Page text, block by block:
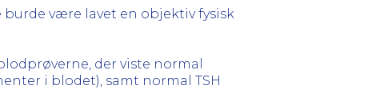
være lavet en objektiv fysisk
der viste normal
i blodet), samt normal TSH